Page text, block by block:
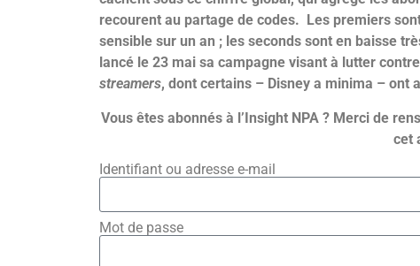
recourent au partage de codes. Les premiers
sensible sur un an ; les seconds sont en baisse
lancé le 23 mai sa campagne visant à lutter
streamers, dont certains – Disney a minima – ont
Vous êtes abonnés à l’Insight NPA ? Merci de
cet
Identifiant ou adresse e-mail
Mot de passe